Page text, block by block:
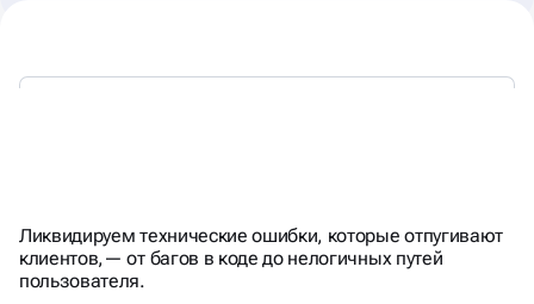
РАБОТАЮЩИЙ САЙТ
Ликвидируем технические ошибки, которые отпугивают
клиентов,— от багов в коде до нелогичных путей
пользователя.